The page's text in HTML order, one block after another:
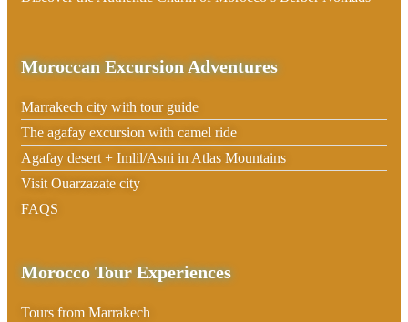
Moroccan Excursion Adventures
Marrakech city with tour guide
The agafay excursion with camel ride
Agafay desert + Imlil/Asni in Atlas Mountains
Visit Ouarzazate city
FAQS
Morocco Tour Experiences
Tours from Marrakech